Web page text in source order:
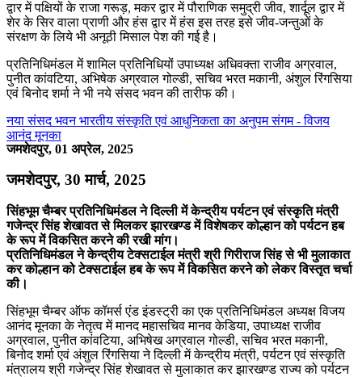
द्वार में पक्षियों के राजा गरूड़, मकर द्वार में पौराणिक समुद्री जीव, शार्दूल द्वार में
शेर के सिर वाला प्राणी और हंस द्वार में हंस इस तरह इसे जीव-जन्तुओं के
संरक्षण के लिये भी अनूठी मिसाल पेश की गई है।
प्रतिनिधिमंडल में शामिल प्रतिनिधियों उपाध्यक्ष अधिवक्ता राजीव अग्रवाल,
पुनीत कांवटिया, अभिषेक अग्रवाल गोल्डी, सचिव भरत मकानी, अंशुल रिंगसिया
एवं बिनोद शर्मा ने भी नये संसद भवन की तारीफ की।
नया संसद भवन भारतीय संस्कृति एवं आधुनिकता का अनुपम संगम - विजय
आनंद मूनका
जमशेदपुर, 01 अप्रेल, 2025
जमशेदपुर, 30 मार्च, 2025
सिंहभूम चैम्बर प्रतिनिधिमंडल ने दिल्ली में केन्द्रीय पर्यटन एवं संस्कृति मंत्री
गजेन्द्र सिंह शेखावत से मिलकर झारखण्ड में विशेषकर कोल्हान को पर्यटन हब
के रूप में विकसित करने की रखी मांग।
प्रतिनिधिमंडल ने केन्द्रीय टेक्सटाईल मंत्री श्री गिरीराज सिंह से भी मुलाकात
कर कोल्हान को टेक्सटाईल हब के रूप में विकसित करने को लेकर विस्तृत चर्चा
की।
सिंहभूम चैम्बर ऑफ कॉमर्स एंड इंडस्ट्री का एक प्रतिनिधिमंडल अध्यक्ष विजय
आनंद मूनका के नेतृत्व में मानद महासचिव मानव केडिया, उपाध्यक्ष राजीव
अग्रवाल, पुनीत कांवटिया, अभिषेख अग्रवाल गोल्डी, सचिव भरत मकानी,
बिनोद शर्मा एवं अंशुल रिंगसिया ने दिल्ली में केन्द्रीय मंत्री, पर्यटन एवं संस्कृति
मंत्रालय श्री गजेन्द्र सिंह शेखावत से मुलाकात कर झारखण्ड राज्य को पर्यटन